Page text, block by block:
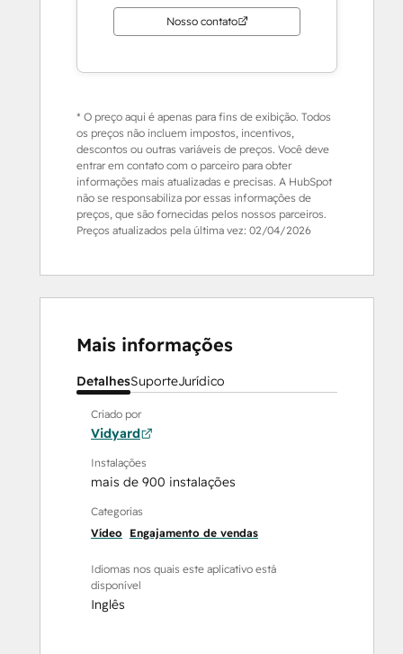
Nosso contato
* O preço aqui é apenas para fins de exibição. Todos
os preços não incluem impostos, incentivos,
descontos ou outras variáveis de preços. Você deve
entrar em contato com o parceiro para obter
informações mais atualizadas e precisas. A HubSpot
não se responsabiliza por essas informações de
preços, que são fornecidas pelos nossos parceiros.
Preços atualizados pela última vez: 02/04/2026
Mais informações
DetalhesSuporteJurídico
Criado por
Vidyard
Instalações
mais de 900 instalações
Categorias
Vídeo Engajamento de vendas
Idiomas nos quais este aplicativo está
disponível
Inglês